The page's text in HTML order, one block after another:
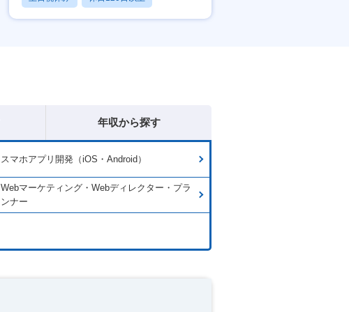
産休・育休あり
年収から探す
スマホアプリ開発（iOS・Android）
Webマーケティング・Webディレクター・プラ
ンナー